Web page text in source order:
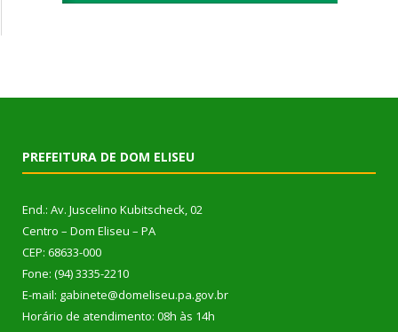
PREFEITURA DE DOM ELISEU
End.: Av. Juscelino Kubitscheck, 02
Centro – Dom Eliseu – PA
CEP: 68633-000
Fone: (94) 3335-2210
E-mail: gabinete@domeliseu.pa.gov.br
Horário de atendimento: 08h às 14h